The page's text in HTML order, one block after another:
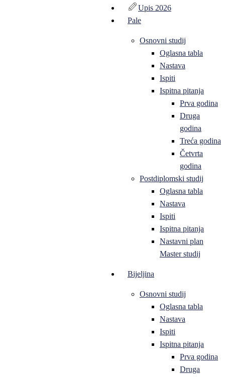
Upis 2026
Pale
Osnovni studij
Oglasna tabla
Nastava
Ispiti
Ispitna pitanja
Prva godina
Druga
godina
Treća godina
Četvrta
godina
Postdiplomski studij
Oglasna tabla
Nastava
Ispiti
Ispitna pitanja
Nastavni plan
Master studij
Bijeljina
Osnovni studij
Oglasna tabla
Nastava
Ispiti
Ispitna pitanja
Prva godina
Druga